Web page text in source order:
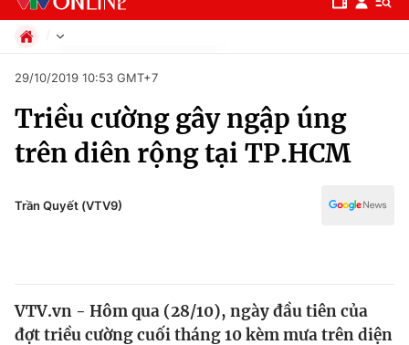
Chuyên mục
Chính trị
Xã hội
Y tế
Xã hội
Pháp luật
Thể thao
Văn hóa - Giải trí
Giáo dục
29/10/2019 10:53 GMT+7
Triều cường gây ngập úng
trên diên rộng tại TP.HCM
Trần Quyết (VTV9)
VTV.vn - Hôm qua (28/10), ngày đầu tiên của
đợt triều cường cuối tháng 10 kèm mưa trên diện